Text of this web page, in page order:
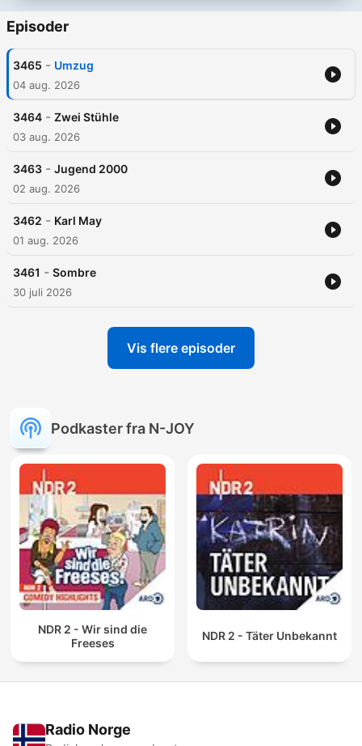
Episoder
3465 - Umzug
04 aug. 2026
3464 - Zwei Stühle
03 aug. 2026
3463 - Jugend 2000
02 aug. 2026
3462 - Karl May
01 aug. 2026
3461 - Sombre
30 juli 2026
Vis flere episoder
Podkaster fra N-JOY
NDR 2 - Wir sind die
Freeses
NDR 2 - Täter Unbekannt
Radio Norge